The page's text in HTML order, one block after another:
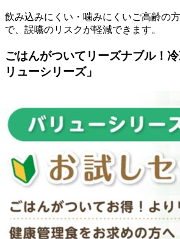
飲み込みにくい・噛みにくいご高齢の
で、誤嚥のリスクが軽減できます。
ごはんがついてリーズナブル！
リューシリーズ」